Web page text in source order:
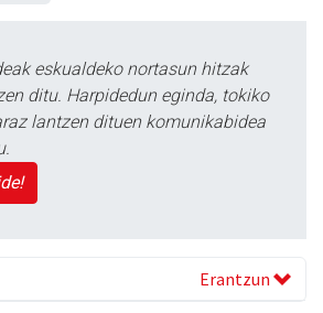
eskualdeko nortasun hitzak
ditu. Harpidedun eginda, tokiko
lantzen dituen komunikabidea
Erantzun